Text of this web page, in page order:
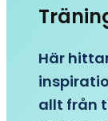
Här
allt från